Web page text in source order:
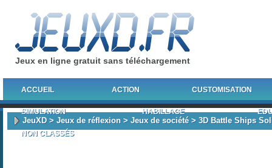
Jeux en ligne gratuit sans téléchargement
ACCUEIL ACTION CUSTOMISATION
SIMULATION HABILLAGE
NON CLASSÉS
JeuXD> Jeux de réflexion > Jeux de société> 3D Battle Ships